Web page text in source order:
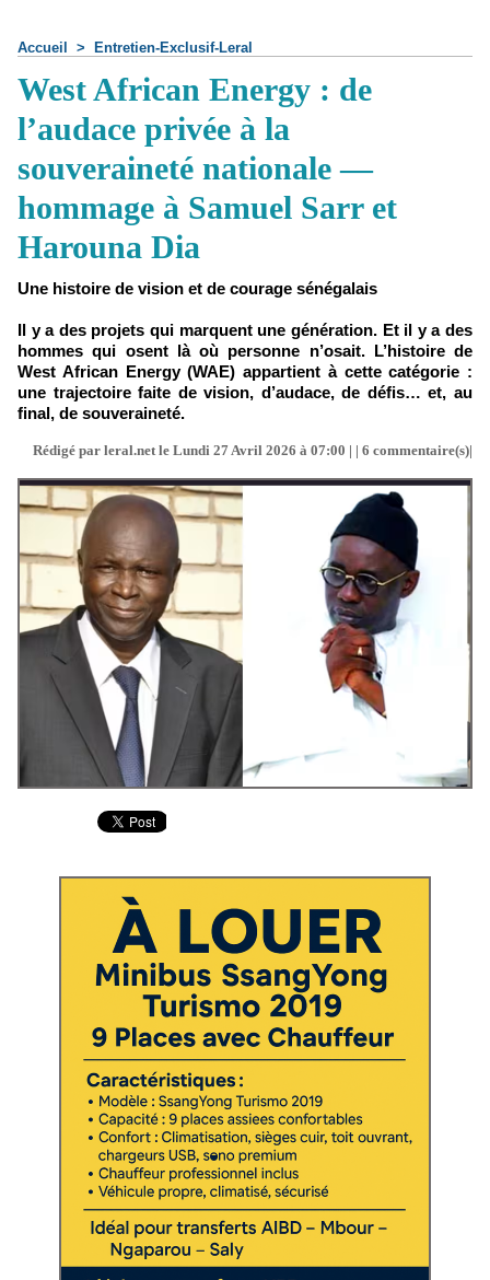
Accueil > Entretien-Exclusif-Leral
West African Energy : de
l’audace privée à la
souveraineté nationale —
hommage à Samuel Sarr et
Harouna Dia
Une histoire de vision et de courage sénégalais
Il y a des projets qui marquent une génération. Et il y a des
hommes qui osent là où personne n’osait. L’histoire de
West African Energy (WAE) appartient à cette catégorie :
une trajectoire faite de vision, d’audace, de défis… et, au
final, de souveraineté.
Rédigé par leral.net le Lundi 27 Avril 2026 à 07:00 | | 6 commentaire(s)|